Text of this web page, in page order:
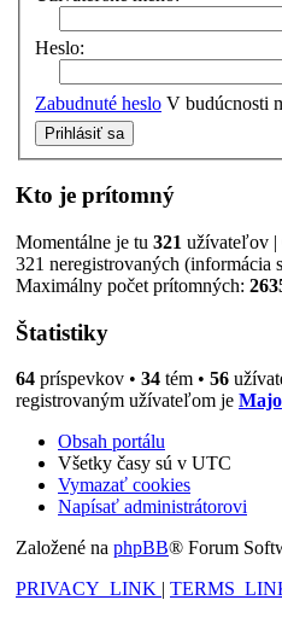
Heslo:
Zabudnuté heslo V budúcnosti
Kto je prítomný
Momentálne je tu 321 užívateľov |
321 neregistrovaných (informácia
Maximálny počet prítomných:
Štatistiky
64 príspevkov • 34 tém • 56
registrovaným užívateľom je Majo
Obsah portálu
Všetky časy sú v UTC
Vymazať cookies
Napísať administrátorovi
Založené na phpBB® Forum
PRIVACY_LINK